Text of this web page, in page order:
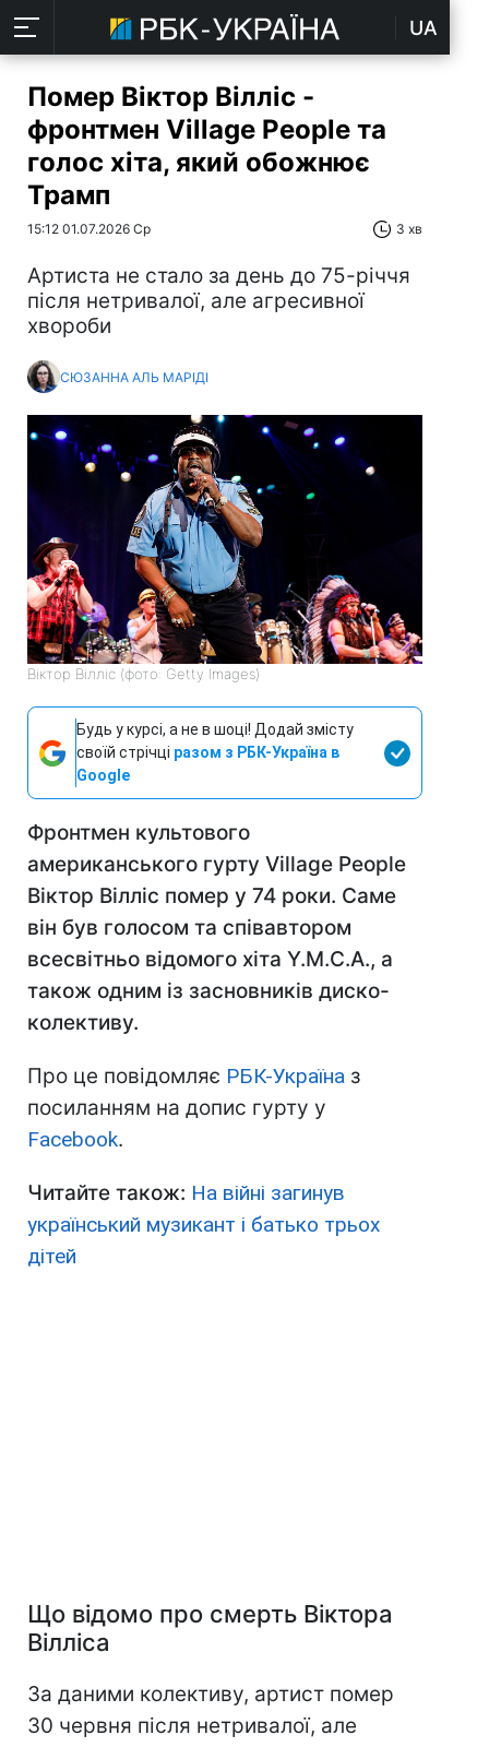
UA
Помер Віктор Вілліс -
фронтмен Village People та
голос хіта, який обожнює
Трамп
15:12 01.07.2026 Ср 3 хв
Артиста не стало за день до 75-річчя
після нетривалої, але агресивної
хвороби
СЮЗАННА АЛЬ МАРІДІ
Віктор Вілліс (фото: Getty Images)
Будь у курсі, а не в шоці! Додай змісту
своїй стрічці разом з РБК-Україна в
Google
Фронтмен культового
американського гурту Village People
Віктор Вілліс помер у 74 роки. Саме
він був голосом та співавтором
всесвітньо відомого хіта Y.M.C.A., а
також одним із засновників диско-
колективу.
Про це повідомляє РБК-Україна з
посиланням на допис гурту у
Facebook.
Читайте також: На війні загинув
український музикант і батько трьох
дітей
Що відомо про смерть Віктора
Вілліса
За даними колективу, артист помер
30 червня після нетривалої, але